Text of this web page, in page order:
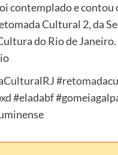
contemplado e contou
Cultural 2, da
do Rio de Janeiro.
#eladabf